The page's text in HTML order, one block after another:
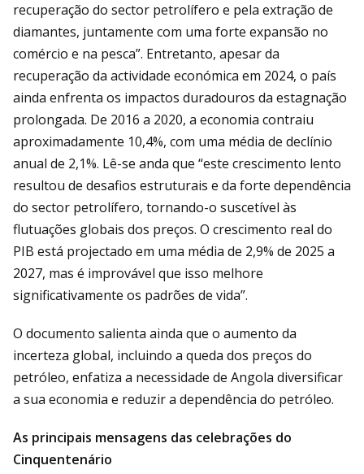
recuperação do sector petrolífero e pela extração de
diamantes, juntamente com uma forte expansão no
comércio e na pesca”. Entretanto, apesar da
recuperação da actividade económica em 2024, o país
ainda enfrenta os impactos duradouros da estagnação
prolongada. De 2016 a 2020, a economia contraiu
aproximadamente 10,4%, com uma média de declínio
anual de 2,1%. Lê-se anda que “este crescimento lento
resultou de desafios estruturais e da forte dependência
do sector petrolífero, tornando-o suscetível às
flutuações globais dos preços. O crescimento real do
PIB está projectado em uma média de 2,9% de 2025 a
2027, mas é improvável que isso melhore
significativamente os padrões de vida”.
O documento salienta ainda que o aumento da
incerteza global, incluindo a queda dos preços do
petróleo, enfatiza a necessidade de Angola diversificar
a sua economia e reduzir a dependência do petróleo.
As principais mensagens das celebrações do
Cinquentenário